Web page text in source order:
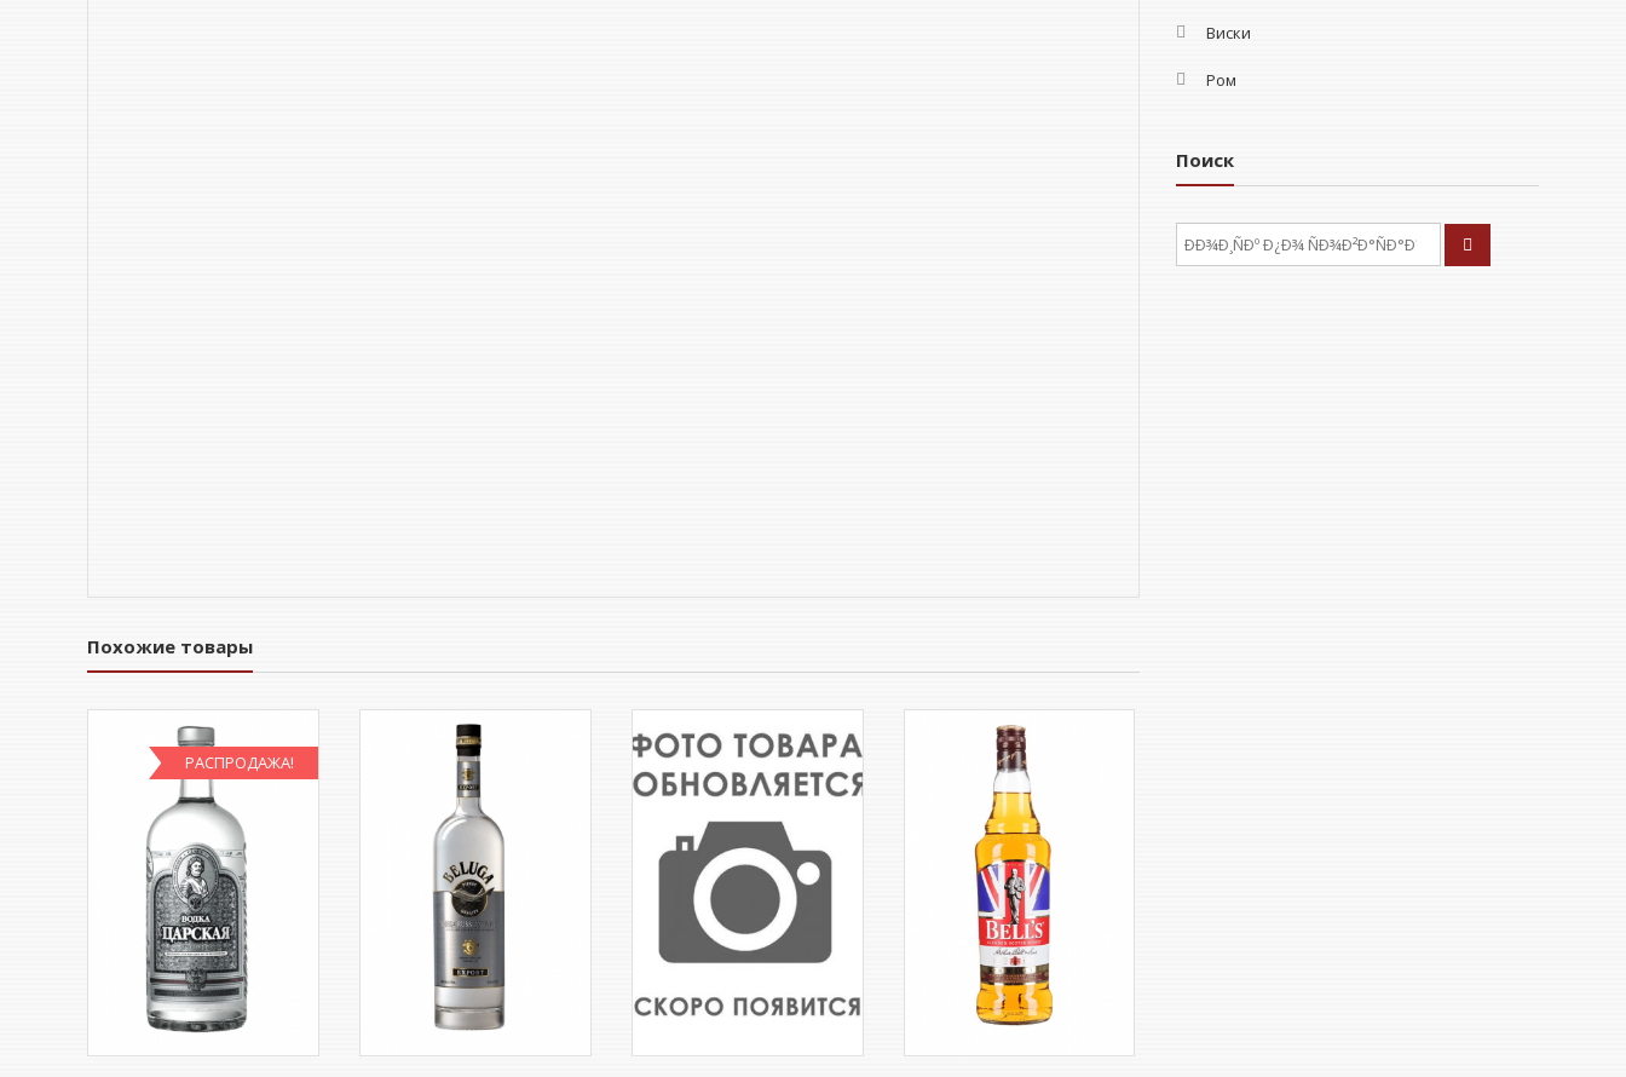
Похожие товары
РАСПРОДАЖА!
Виски
Ром
Поиск
ÐÑÐºÐ°ÑÑ: